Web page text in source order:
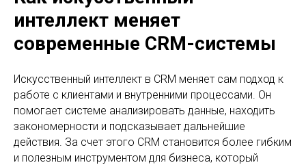
интеллект меняет
современные CRM-системы
Искусственный интеллект в CRM меняет сам подход к
работе с клиентами и внутренними процессами. Он
помогает системе анализировать данные, находить
закономерности и подсказывает дальнейшие
действия. За счет этого CRM становится более гибким
и полезным инструментом для бизнеса, который